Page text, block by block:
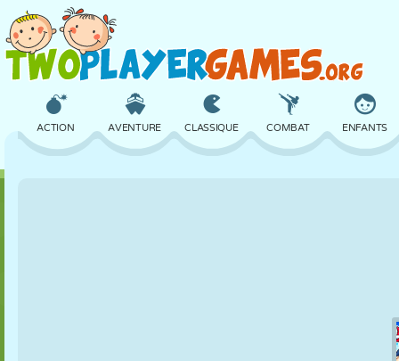
ACTION AVENTURE CLASSIQUE COMBAT ENFANTS